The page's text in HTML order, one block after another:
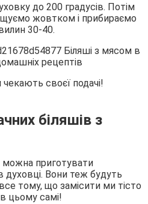
до 200 градусів. Потім
жовтком і прибираємо
30-40.
чекають своєї подачі!
біляшів з
можна приготувати
духовці. Вони теж будуть
тому, що замісити ми тісто
цьому самі!